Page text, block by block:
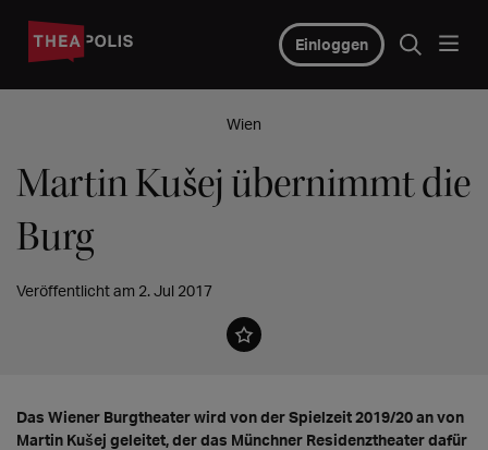
Einloggen
Wien
Martin Kušej übernimmt die
Burg
Veröffentlicht am 2. Jul 2017
Das Wiener Burgtheater wird von der Spielzeit 2019/20 an von
Martin Kušej geleitet, der das Münchner Residenztheater dafür